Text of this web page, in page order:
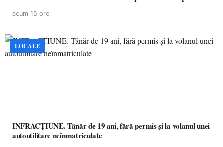
acum 15 ore
LOCALE
INFRACȚIUNE. Tânăr de 19 ani, fără permis și la volanul unei
autoutilitare neînmatriculate